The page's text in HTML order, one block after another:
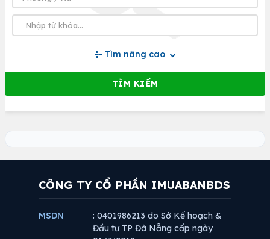
Tìm nâng cao
CÔNG TY CỔ PHẦN IMUABANBDS
MSDN
: 0401986213 do Sở Kế hoạch &
Đầu tư TP Đà Nẵng cấp ngày